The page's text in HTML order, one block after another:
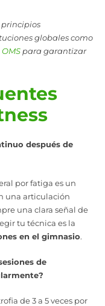
principios
globales como
para garantizar
después de
por fatiga es un
una articulación
una clara señal de
tu técnica es la
en el gimnasio.
de
de 3 a 5 veces por